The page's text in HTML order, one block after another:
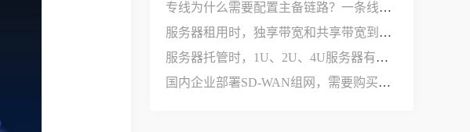
专线为什么需要配置主备链路？一条线路不够用吗？
服务器租用时，独享带宽和共享带宽到底有什么区别？
服务器托管时，1U、2U、4U服务器有什么区别？
国内企业部署SD-WAN组网，需要购买哪些设备和服务？